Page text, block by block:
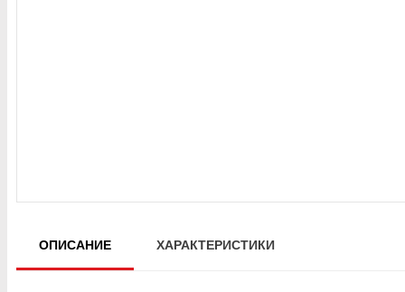
ОПИСАНИЕ ХАРАКТЕРИСТИКИ